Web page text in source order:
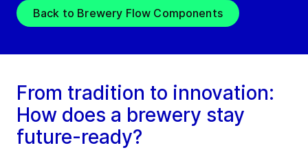
Back to Brewery Flow Components
From tradition to innovation:
How does a brewery stay
future-ready?